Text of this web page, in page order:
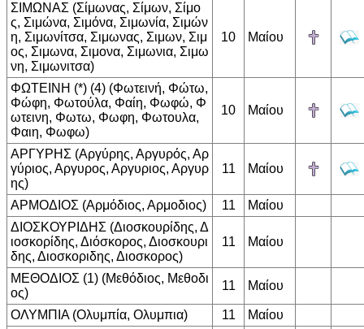
ΣΙΜΩΝΑΣ (Σίμωνας, Σίμων, Σίμο
ς, Σιμώνα, Σιμόνα, Σιμωνία, Σιμών
η, Σιμωνίτσα, Σιμωνας, Σιμων, Σιμ
ος, Σιμωνα, Σιμονα, Σιμωνια, Σιμω
νη, Σιμωνιτσα)
10 Μαίου
ΦΩΤΕΙΝΗ (*) (4) (Φωτεινή, Φώτω,
Φώφη, Φωτούλα, Φαίη, Φωφώ, Φ
ωτεινη, Φωτω, Φωφη, Φωτουλα,
Φαιη, Φωφω)
10 Μαίου
ΑΡΓΥΡΗΣ (Αργύρης, Αργυρός, Αρ
γύριος, Αργυρος, Αργυριος, Αργυρ
ης)
11 Μαίου
ΑΡΜΟΔΙΟΣ (Αρμόδιος, Αρμοδιος) 11
Μαίου
ΔΙΟΣΚΟΥΡΙΔΗΣ (Διοσκουρίδης, Δ
ιοσκορίδης, Διόσκορος, Διοσκουρι
δης, Διοσκοριδης, Διοσκορος)
11 Μαίου
ΜΕΘΟΔΙΟΣ (1) (Μεθόδιος, Μεθοδι
ος)
11 Μαίου
ΟΛΥΜΠΙΑ (Ολυμπία, Ολυμπια) 11
Μαίου